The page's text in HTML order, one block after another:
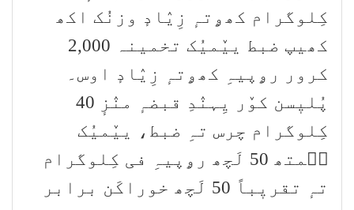
کِلوگرام کھۄتہٕ زِیٛادٕ وزنُک اکھ
کھیپ ضبط ییٚمیُک تخمینہ 2,000
کرور رۄپیہِ کھۄتہٕ زِیٛادٕ اوس۔
پُلیٖسن کوٚر یِہنٛدِ قبضہٕ منٛزٕ 40
کِلوگرام چرس تہِ ضبط، ییٚمیُک
قۭمتھ 50 لَچھ رۄپیہِ فی کِلوگرام
تہٕ تقریٖباً 50 لَچھ خوراکَن برابر